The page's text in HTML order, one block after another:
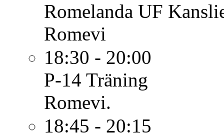
Romelanda UF
Romevi
18:30 - 20:00
P-14 Träning
Romevi.
18:45 - 20:15